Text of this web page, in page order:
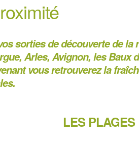
sorties de découverte de
Arles, Avignon, les Baux
vous retrouverez la
LES PLAGES